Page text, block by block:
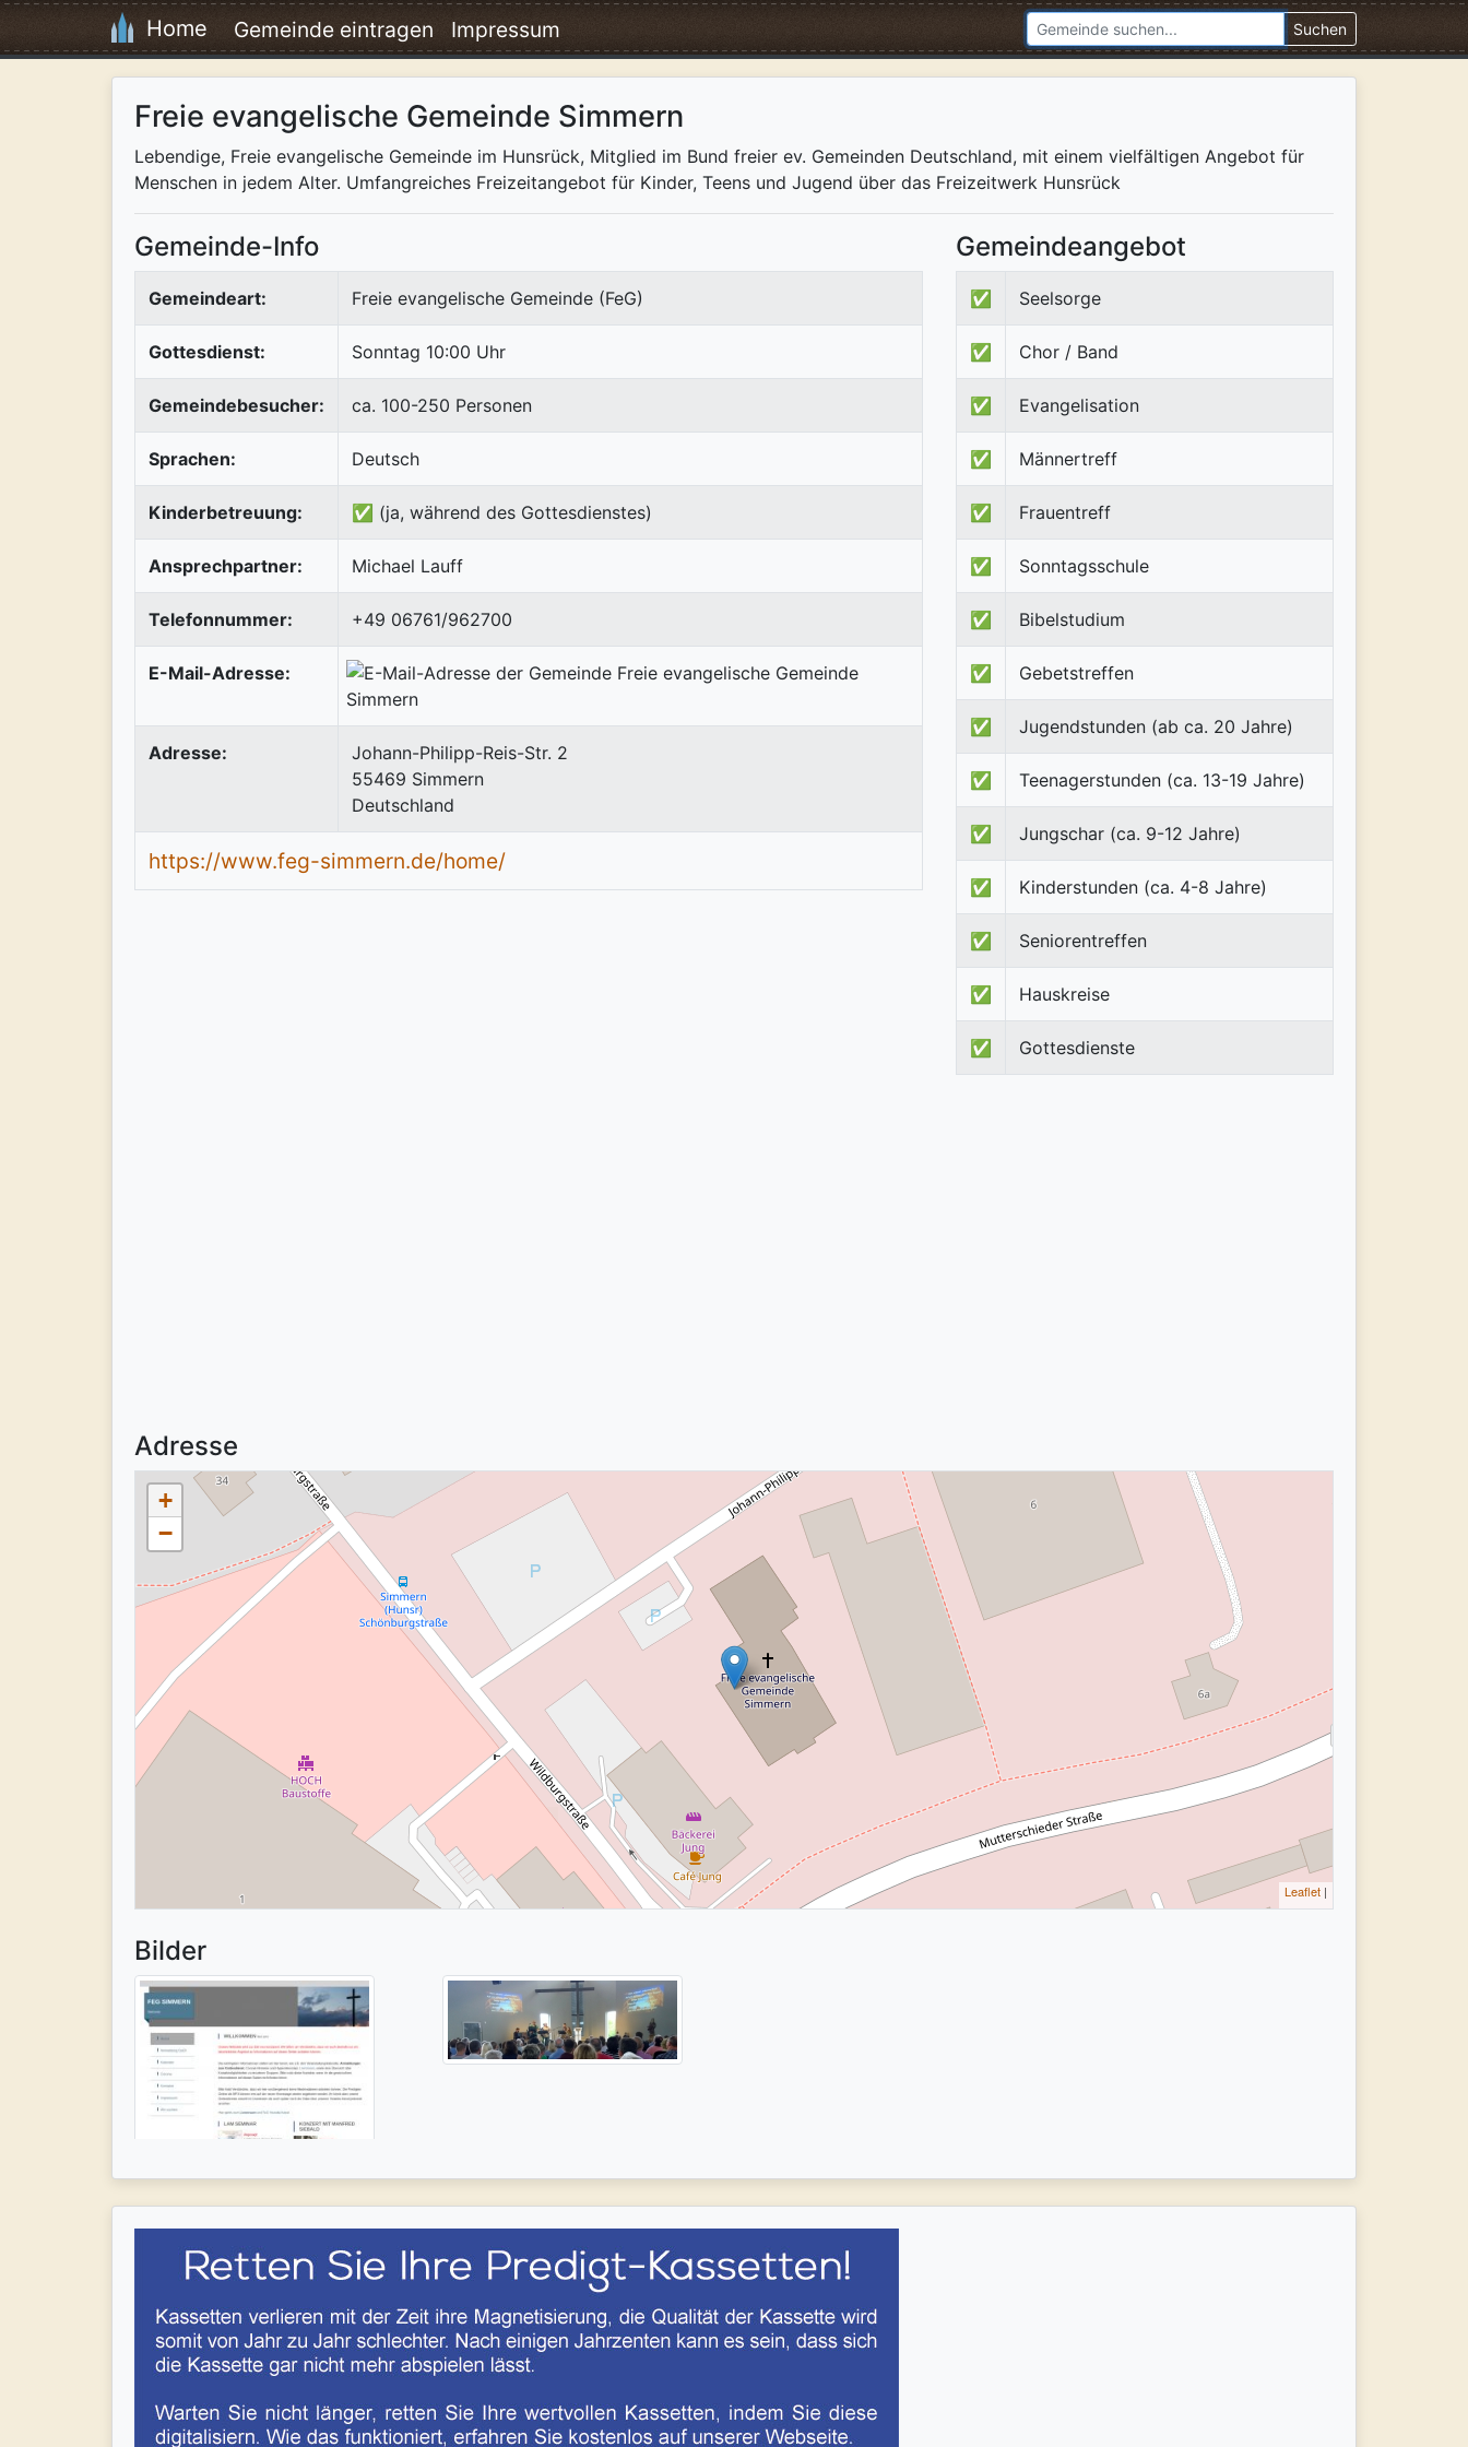
Home Gemeinde eintragen Impressum Suchen
Freie evangelische Gemeinde Simmern
Lebendige, Freie evangelische Gemeinde im Hunsrück, Mitglied im Bund freier ev. Gemeinden Deutschland, mit einem vielfältigen Angebot für
Menschen in jedem Alter. Umfangreiches Freizeitangebot für Kinder, Teens und Jugend über das Freizeitwerk Hunsrück
Gemeinde-Info
Gemeindeart: Freie evangelische Gemeinde (FeG)
Gottesdienst: Sonntag 10:00 Uhr
Gemeindebesucher: ca. 100-250 Personen
Sprachen: Deutsch
Kinderbetreuung: ✅ (ja, während des Gottesdienstes)
Ansprechpartner: Michael Lauff
Telefonnummer: +49 06761/962700
E-Mail-Adresse:
Adresse:
Johann-Philipp-Reis-Str. 2
55469 Simmern
Deutschland
https://www.feg-simmern.de/home/
Gemeindeangebot
✅ Seelsorge
✅ Chor / Band
✅ Evangelisation
✅ Männertreff
✅ Frauentreff
✅ Sonntagsschule
✅ Bibelstudium
✅ Gebetstreffen
✅ Jugendstunden (ab ca. 20 Jahre)
✅ Teenagerstunden (ca. 13-19 Jahre)
✅ Jungschar (ca. 9-12 Jahre)
✅ Kinderstunden (ca. 4-8 Jahre)
✅ Seniorentreffen
✅ Hauskreise
✅ Gottesdienste
Adresse
+
−
Leaflet |
Bilder